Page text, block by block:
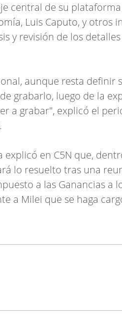
central de su
Luis Caputo, y otros
y revisión de los detalles
aunque resta definir
grabarlo, luego de la
a grabar", explicó el
explicó en C5N que,
lo resuelto tras una
a las Ganancias a
a Milei que se haga